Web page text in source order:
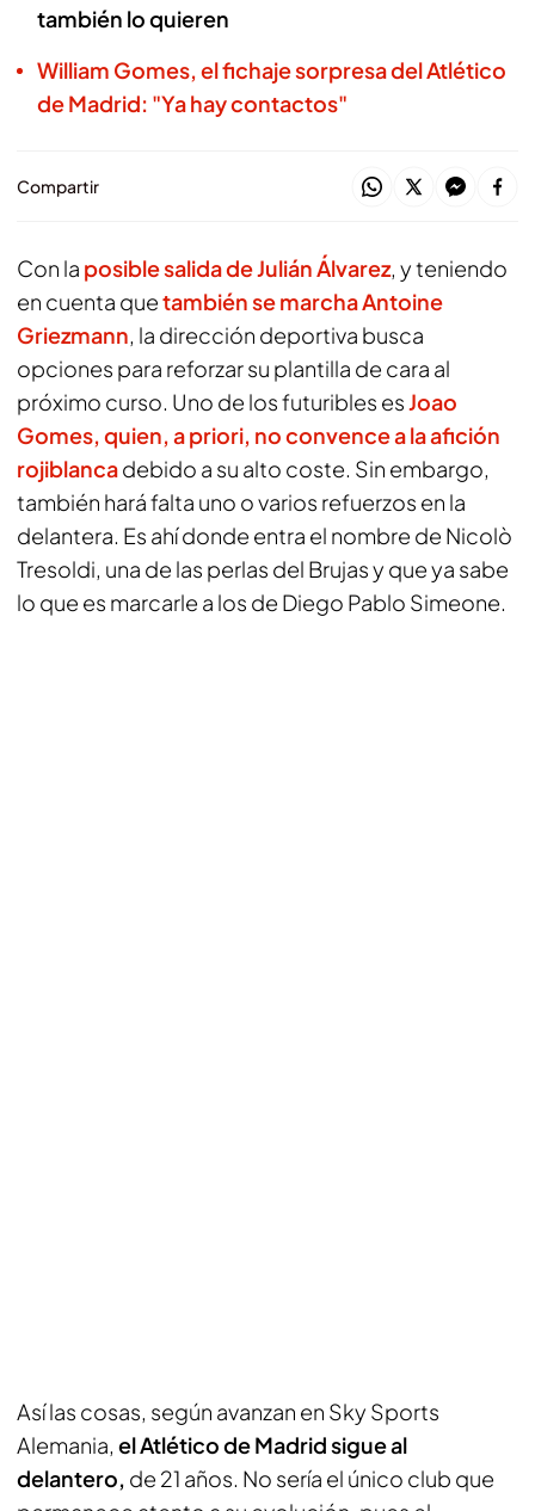
también lo quieren
William Gomes, el fichaje sorpresa del Atlético
de Madrid: "Ya hay contactos"
Compartir
Con la posible salida deJulián Álvarez, y teniendo
en cuenta quetambién se marchaAntoine
Griezmann, la dirección deportiva busca
opciones para reforzar su plantilla de cara al
próximo curso. Uno de los futuribles esJoao
Gomes, quien, a priori, no convence a la afición
rojiblancadebido a su alto coste. Sin embargo,
también hará falta uno o varios refuerzos en la
delantera. Es ahí donde entra el nombre de Nicolò
Tresoldi, una de las perlas del Brujas y que ya sabe
lo que es marcarle a los de Diego Pablo Simeone.
Así las cosas, según avanzan en Sky Sports
Alemania, el Atlético de Madrid sigue al
delantero, de 21 años. No sería el único club que